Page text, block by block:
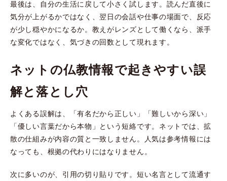
最後は、自分の生活に戻して小さく試します。読んだ直後に
気分が上がるかではなく、翌日の会話や仕事の場面で、反応
が少し穏やかになるか。教えがレンズとして働くなら、派手
な変化ではなく、気づきの回数として現れます。
ネットの仏教情報で起きやすい誤
解と落とし穴
よくある誤解は、「有名だから正しい」「難しいから深い」
「優しい言葉だから本物」という短絡です。ネットでは、拡
散の仕組みが内容の質と一致しません。人気は参考情報には
なっても、根拠の代わりにはなりません。
次に多いのが、引用の切り貼りです。短い名言として流通す